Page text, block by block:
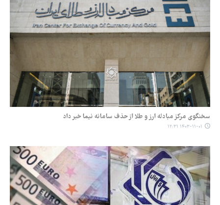
سخنگوی مرکز مبادله ارز و طلا از حذف سامانه نیما خبر داد
۱۴۰۳-۱۱-۰۱ ۱۲:۳۱